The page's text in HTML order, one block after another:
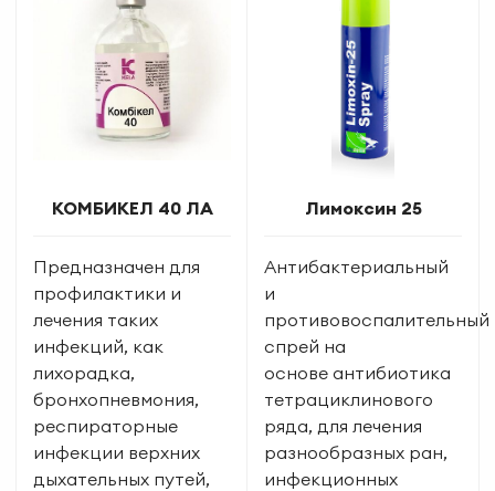
КОМБИКЕЛ 40 ЛА
Предназначен для
профилактики и
лечения таких
инфекций, как
лихорадка,
бронхопневмония,
респираторные
инфекции верхних
дыхательных путей,
Лимоксин 25
Антибактериальный
и
противовоспалительный
спрей на
основе антибиотика
тетрациклинового
ряда, для лечения
разнообразных ран,
инфекционных